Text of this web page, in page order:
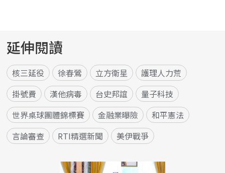
延伸閱讀
核三延役 徐春鶯 立方衛星
護理人力荒
掛號費
漢他病毒 台史邦誼
量子科技
世界桌球團體錦標賽
金融業曝險
和平憲法
言論審查
RTI精選新聞 美伊戰爭